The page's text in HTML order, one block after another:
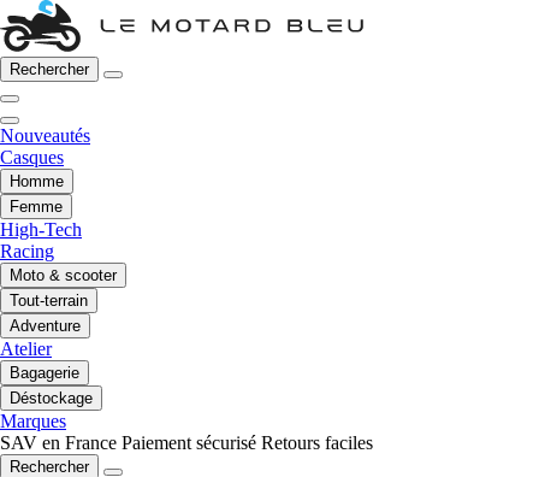
Rechercher
Nouveautés
Casques
Homme
Femme
High-Tech
Racing
Moto & scooter
Tout-terrain
Adventure
Atelier
Bagagerie
Déstockage
Marques
SAV en France Paiement sécurisé Retours faciles
Rechercher